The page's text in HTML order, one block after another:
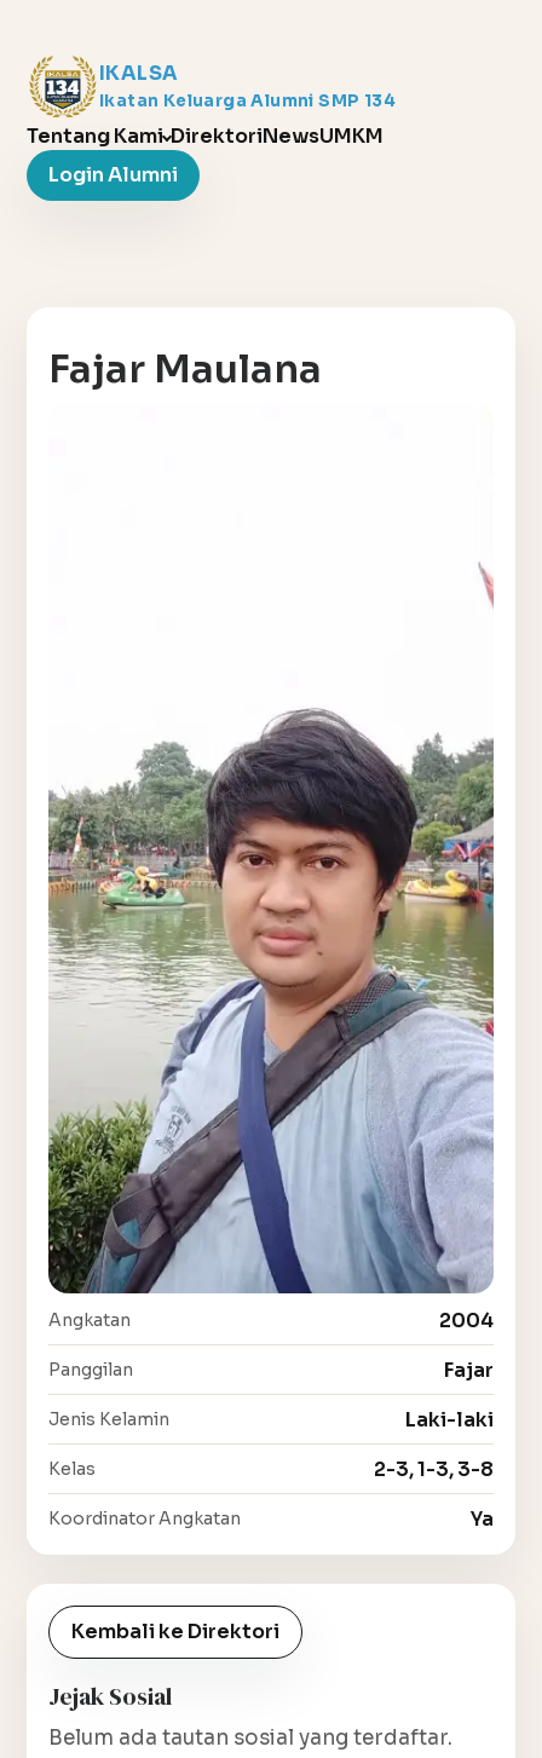
IKALSA
Ikatan Keluarga Alumni SMP 134
Tentang Kami DirektoriNewsUMKM
Login Alumni
Fajar Maulana
Angkatan 2004
Panggilan Fajar
Jenis Kelamin Laki-laki
Kelas 2-3, 1-3, 3-8
Koordinator Angkatan Ya
Kembali ke Direktori
Jejak Sosial
Belum ada tautan sosial yang terdaftar.